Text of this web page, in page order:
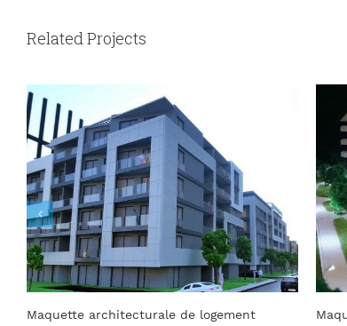
Related Projects
Maquette d’un complexe immobilier à